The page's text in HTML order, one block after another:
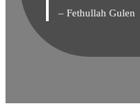
– Fethullah Gulen